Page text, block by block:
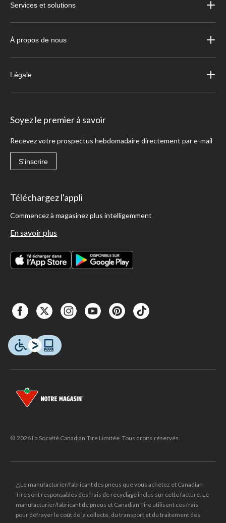
Services et solutions
À propos de nous
Légale
Soyez le premier à savoir
Recevez votre prospectus hebdomadaire directement par e-mail
S'inscrire
Téléchargez l'appli
Commencez à magasinez plus intelligemment
En savoir plus
© 2026 La Société Canadian Tire Limitée. Tous droits réservés.
△Le manufacturier/fabricant des pneus que vous achetez et Canadian
Tire sont responsables des frais de recyclage inclus sur cette facture. Le
manufacturier/fabricant de pneus et Canadian Tire utilisent ces frais
pour défrayer le coût de la collecte, du transport et du traitement des